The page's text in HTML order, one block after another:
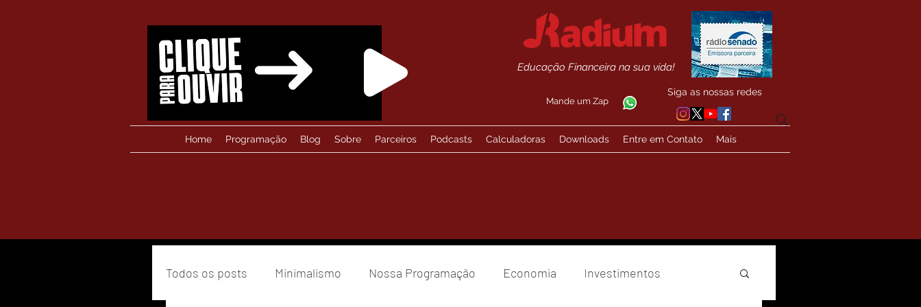
Educação Financeira na sua vida!
Mande um Zap
Siga as nossas redes
Home Programação Blog Sobre Parceiros Podcasts Calculadoras Downloads Entre em Contato Mais
Todos os posts Minimalismo Nossa Programação Economia Investimentos